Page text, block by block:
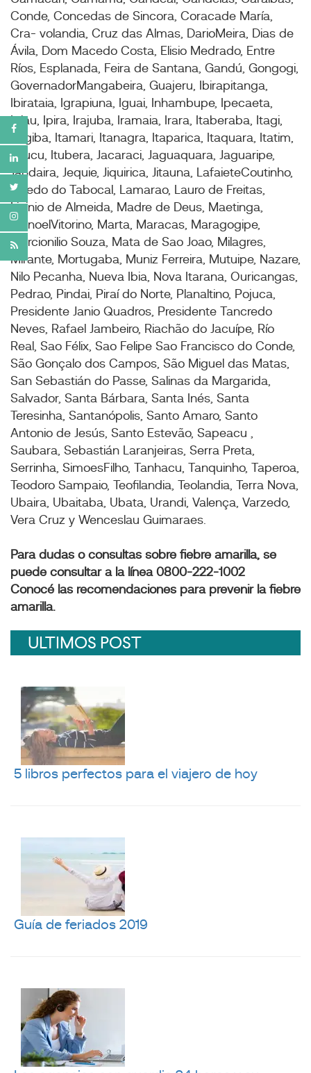
Conde, Concedas de Sincora, Coracade María,
Cra- volandia, Cruz das Almas, DarioMeira, Dias de
Ávila, Dom Macedo Costa, Elisio Medrado, Entre
Ríos, Esplanada, Feira de Santana, Gandú, Gongogi,
GovernadorMangabeira, Guajeru, Ibirapitanga,
Ibirataia, Igrapiuna, Iguai, Inhambupe, Ipecaeta,
Ipiau, Ipira, Irajuba, Iramaia, Irara, Itaberaba, Itagi,
Itagiba, Itamari, Itanagra, Itaparica, Itaquara, Itatim,
Itirucu, Itubera, Jacaraci, Jaguaquara, Jaguaripe,
Jandaira, Jequie, Jiquirica, Jitauna, LafaieteCoutinho,
Lajedo do Tabocal, Lamarao, Lauro de Freitas,
Licinio de Almeida, Madre de Deus, Maetinga,
ManoelVitorino, Marta, Maracas, Maragogipe,
Marcionilio Souza, Mata de Sao Joao, Milagres,
Mirante, Mortugaba, Muniz Ferreira, Mutuipe, Nazare,
Nilo Pecanha, Nueva Ibia, Nova Itarana, Ouricangas,
Pedrao, Pindai, Piraí do Norte, Planaltino, Pojuca,
Presidente Janio Quadros, Presidente Tancredo
Neves, Rafael Jambeiro, Riachão do Jacuípe, Río
Real, Sao Félix, Sao Felipe Sao Francisco do Conde,
São Gonçalo dos Campos, São Miguel das Matas,
San Sebastián do Passe, Salinas da Margarida,
Salvador, Santa Bárbara, Santa Inés, Santa
Teresinha, Santanópolis, Santo Amaro, Santo
Antonio de Jesús, Santo Estevão, Sapeacu ,
Saubara, Sebastián Laranjeiras, Serra Preta,
Serrinha, SimoesFilho, Tanhacu, Tanquinho, Taperoa,
Teodoro Sampaio, Teofilandia, Teolandia, Terra Nova,
Ubaira, Ubaitaba, Ubata, Urandi, Valença, Varzedo,
Vera Cruz y Wenceslau Guimaraes.
Para dudas o consultas sobre fiebre amarilla, se
puede consultar a la línea 0800-222-1002
Conocé las recomendaciones para prevenir la fiebre
amarilla.
ULTIMOS POST
5 libros perfectos para el viajero de hoy
Guía de feriados 2019